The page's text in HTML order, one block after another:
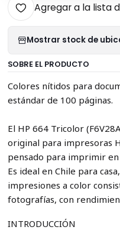
Agregar a la lista
Mostrar stock de
SOBRE EL PRODUCTO
Colores nítidos para
estándar de 100 páginas.
El HP 664 Tricolor
original para impresoras
pensado para imprimir
Es ideal en Chile para
impresiones a color
fotografías, con
INTRODUCCIÓN